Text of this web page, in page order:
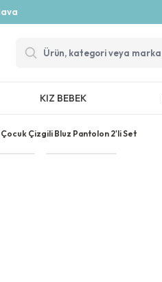
KIZ BEBEK
Çocuk Çizgili Bluz Pantolon 2'li Set